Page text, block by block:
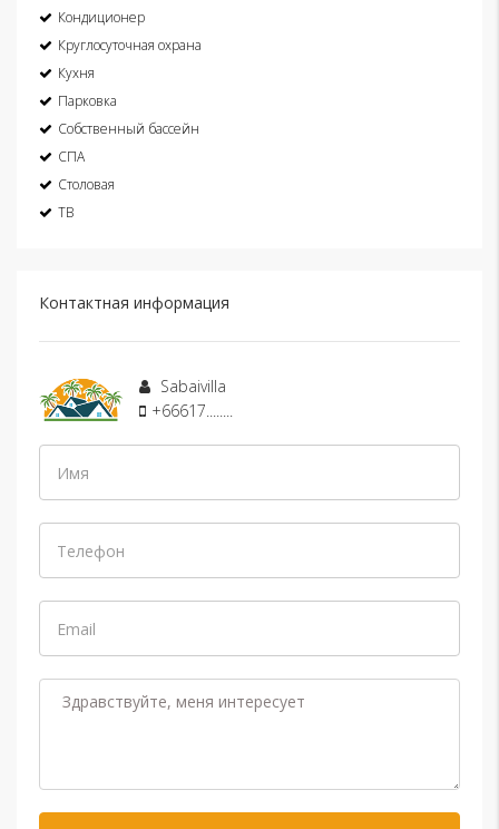
Кондиционер
Круглосуточная охрана
Кухня
Парковка
Собственный бассейн
СПА
Столовая
ТВ
Контактная информация
Sabaivilla
+66617........